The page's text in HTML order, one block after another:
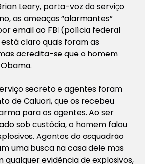
Leary, porta-voz do serviço
as ameaças “alarmantes”
email ao FBI (polícia federal
claro quais foram as
acredita-se que o homem
secreto e agentes foram
de Caluori, que os recebeu
para os agentes. Ao ser
sob custódia, o homem falou
Agentes do esquadrão
uma busca na casa dele mas
evidência de explosivos,